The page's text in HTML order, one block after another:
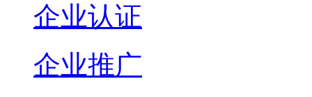
企业认证
企业推广